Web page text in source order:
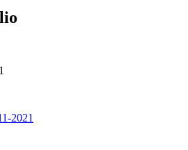
2021